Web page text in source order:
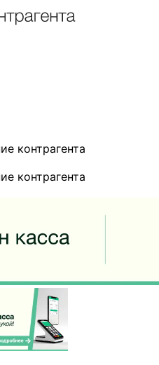
контрагента
контрагента